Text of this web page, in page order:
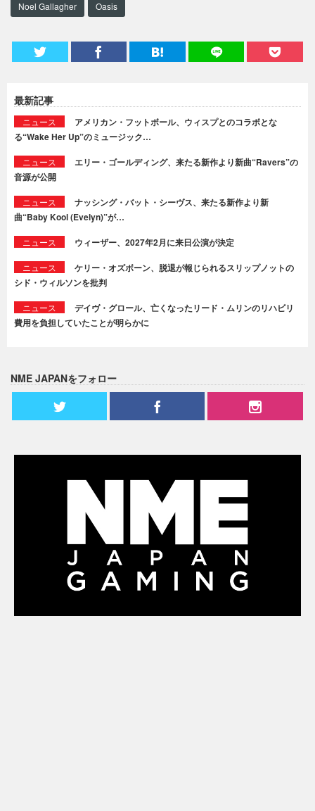
Noel Gallagher Oasis
最新記事
ニュース
アメリカン・フットボール、ウィスプとのコラボとな
る“Wake Her Up”のミュージック…
ニュース
エリー・ゴールディング、来たる新作より新曲“Ravers”の
音源が公開
ニュース
ナッシング・バット・シーヴス、来たる新作より新
曲“Baby Kool (Evelyn)”が…
ニュース ウィーザー、2027年2月に来日公演が決定
ニュース
ケリー・オズボーン、脱退が報じられるスリップノットの
シド・ウィルソンを批判
ニュース
デイヴ・グロール、亡くなったリード・ムリンのリハビリ
費用を負担していたことが明らかに
NME JAPANをフォロー